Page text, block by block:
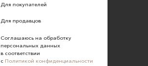
Для покупателей
Для продавцов
Соглашаюсь на обработку
персональных данных
в соответствии
с Политикой конфиденциальности